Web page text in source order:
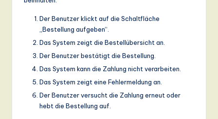
Der Benutzer klickt auf die Schaltfläche
„Bestellung aufgeben“.
Das System zeigt die Bestellübersicht an.
Der Benutzer bestätigt die Bestellung.
Das System kann die Zahlung nicht verarbeiten.
Das System zeigt eine Fehlermeldung an.
Der Benutzer versucht die Zahlung erneut oder
hebt die Bestellung auf.